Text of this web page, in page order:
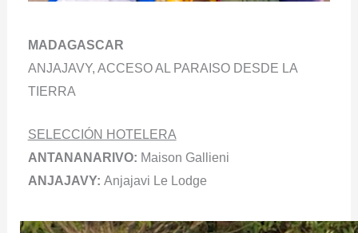
MADAGASCAR
ANJAJAVY, ACCESO AL PARAISO DESDE LA
TIERRA
SELECCIÓN HOTELERA
ANTANANARIVO: Maison Gallieni
ANJAJAVY: Anjajavi Le Lodge